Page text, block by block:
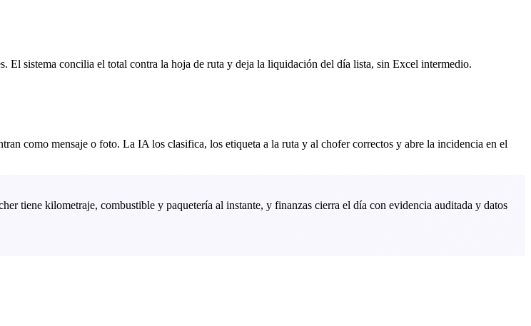
El sistema concilia el total contra la hoja de ruta y deja la liquidación del día lista, sin Excel intermedio.
como mensaje o foto. La IA los clasifica, los etiqueta a la ruta y al chofer correctos y abre la incidencia en el
tiene kilometraje, combustible y paquetería al instante, y finanzas cierra el día con evidencia auditada y datos